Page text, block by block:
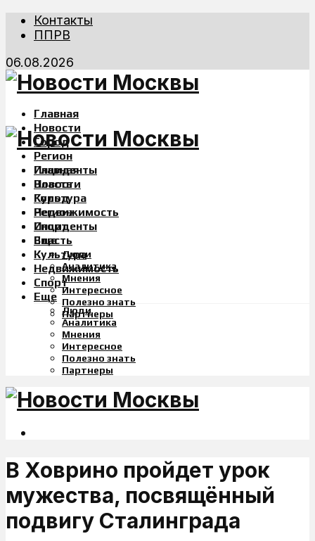
Контакты
ППРВ
06.08.2026
Главная
Новости
Город
Регион
Инциденты
Власть
Культура
Недвижимость
Спорт
Еще
Люди
Аналитика
Мнения
Интересное
Полезно знать
Партнеры
Главная
Новости
Город
Регион
Инциденты
Власть
Культура
Недвижимость
Спорт
Еще
Люди
Аналитика
Мнения
Интересное
Полезно знать
Партнеры
В Ховрино пройдет урок
мужества, посвящённый
подвигу Сталинграда